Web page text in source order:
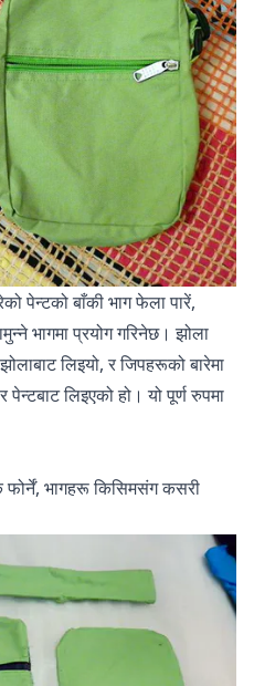
पेन्टको बाँकी भाग फेला पारें,
भागमा प्रयोग गरिनेछ। झोला
लिइयो, र जिपहरूको बारेमा
लिइएको हो। यो पूर्ण रुपमा
फोर्नें, भागहरू किसिमसंग कसरी